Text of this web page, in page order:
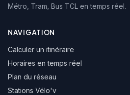
Métro, Tram, Bus TCL en temps réel.
NAVIGATION
Calculer un itinéraire
Horaires en temps réel
Plan du réseau
Stations Vélo'v